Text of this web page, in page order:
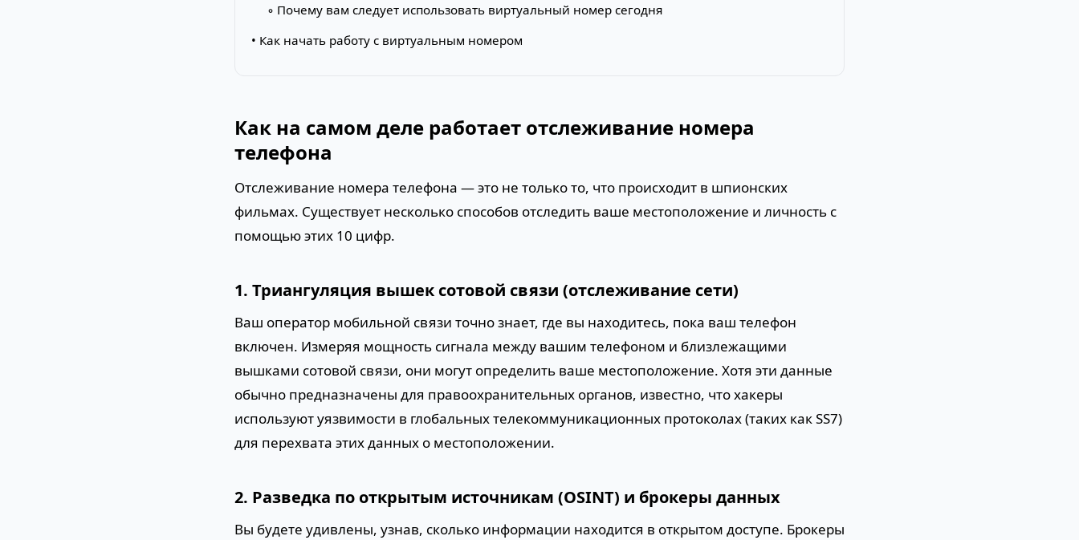
◦ Почему вам следует использовать виртуальный номер сегодня
• Как начать работу с виртуальным номером
Как на самом деле работает отслеживание номера
телефона
Отслеживание номера телефона — это не только то, что происходит в шпионских
фильмах. Существует несколько способов отследить ваше местоположение и личность с
помощью этих 10 цифр.
1. Триангуляция вышек сотовой связи (отслеживание сети)
Ваш оператор мобильной связи точно знает, где вы находитесь, пока ваш телефон
включен. Измеряя мощность сигнала между вашим телефоном и близлежащими
вышками сотовой связи, они могут определить ваше местоположение. Хотя эти данные
обычно предназначены для правоохранительных органов, известно, что хакеры
используют уязвимости в глобальных телекоммуникационных протоколах (таких как SS7)
для перехвата этих данных о местоположении.
2. Разведка по открытым источникам (OSINT) и брокеры данных
Вы будете удивлены, узнав, сколько информации находится в открытом доступе. Брокеры